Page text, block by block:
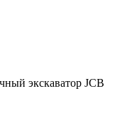
экскаватор JCB